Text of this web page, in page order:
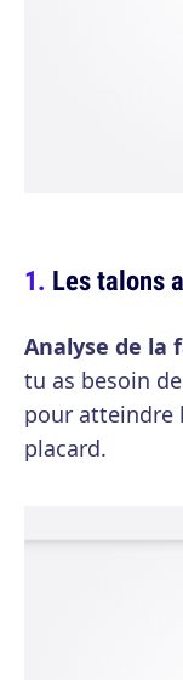
Les talons
Analyse de la
tu as besoin
pour atteindre
placard.